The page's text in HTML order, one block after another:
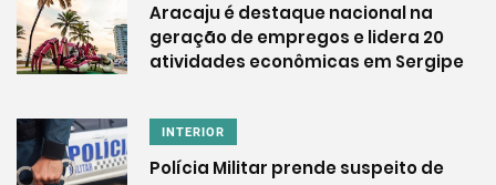
Aracaju é destaque nacional na
geração de empregos e lidera 20
atividades econômicas em Sergipe
INTERIOR
Polícia Militar prende suspeito de